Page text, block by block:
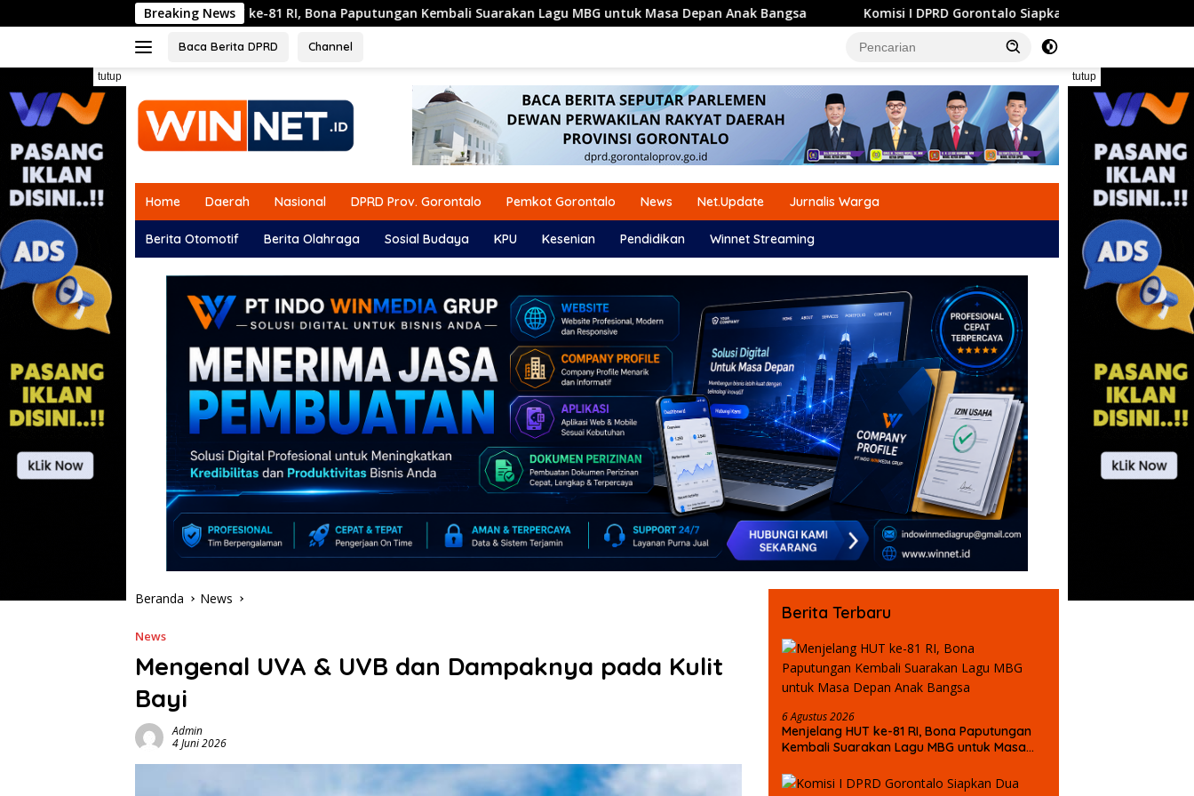
ke
Breaking News
HUT ke-81 RI, Bona Paputungan Kembali Suarakan Lagu MBG untuk Masa Depan Anak Bangsa Komisi I DPRD Gorontalo Siapkan Dua Opsi Tuntaskan Polemik Pembayaran
Baca Berita DPRD Channel
tutup tutup
Home Daerah Nasional DPRD Prov. Gorontalo Pemkot Gorontalo News Net.Update Jurnalis Warga
Berita Otomotif Berita Olahraga Sosial Budaya KPU Kesenian Pendidikan Winnet Streaming
Beranda News
News
Mengenal UVA & UVB dan Dampaknya pada Kulit
Bayi
Admin
4 Juni 2026
Berita Terbaru
6 Agustus 2026
Menjelang HUT ke-81 RI, Bona Paputungan
Kembali Suarakan Lagu MBG untuk Masa